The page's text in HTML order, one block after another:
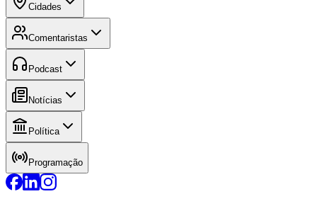
Cidades
Comentaristas
Podcast
Notícias
Política
Programação